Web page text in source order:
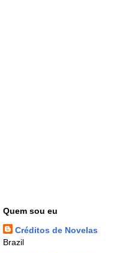
Quem sou eu
Créditos de Novelas
Brazil